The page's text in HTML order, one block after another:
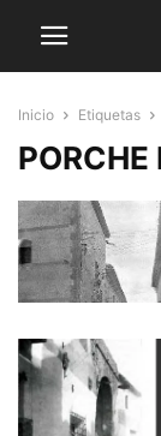
Inicio Etiquetas
PORCHE